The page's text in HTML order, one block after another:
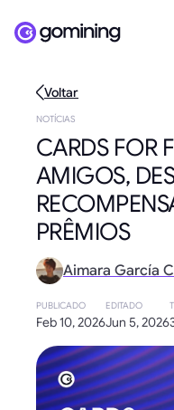
Voltar
NOTÍCIAS
CARDS FOR
AMIGOS,
PRÊMIOS
Aimara García
PUBLICADO
Feb 10, 2026
EDITADO
Jun 5, 2026